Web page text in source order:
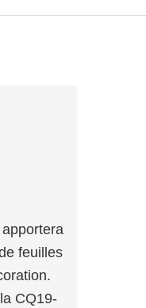
feuilles
CQ19-